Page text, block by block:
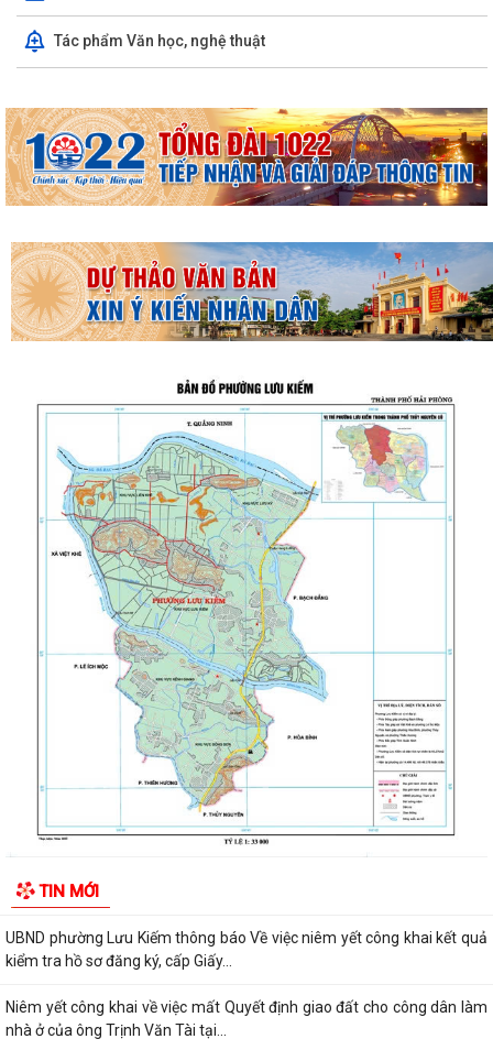
Tác phẩm Văn học, nghệ thuật
TIN MỚI
THƯỜNG TRỰC HĐND PHƯỜNG LƯU KIẾM TỔ CHỨC PHIÊN HỌP
THƯỜNG KỲ THÁNG 8 NĂM 2026
UBND PHƯỜNG LƯU KIẾM TỔ CHỨC PHIÊN HỌP THƯỜNG KỲ THÁNG 8
UBDN phường Lưu Kiếm thông báo Về việc niêm yết công khai kết quả
kiểm tra hồ sơ đăng ký, cấp Giấy...
UBND phường Lưu Kiếm thông báo Về việc niêm yết công khai kết quả
kiểm tra hồ sơ đăng ký, cấp Giấy...
CÔNG TÁC KHOA HỌC, CÔNG NGHỆ, ĐỔI MỚI SÁNG...
UBND phường Lưu Kiếm thông báo Về việc niêm yết công khai kết quả
kiểm tra hồ sơ đăng ký, cấp Giấy...
Niêm yết công khai về việc mất Quyết định giao đất cho công dân làm
nhà ở của ông Trịnh Văn Tài tại...